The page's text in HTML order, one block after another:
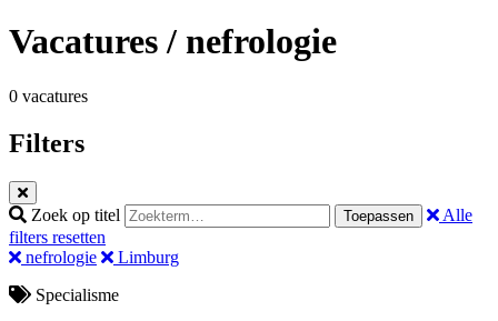
Vacatures/ nefrologie
0 vacatures
Filters
Zoek op titel Toepassen
Alle
filters resetten
nefrologie
Limburg
Specialisme